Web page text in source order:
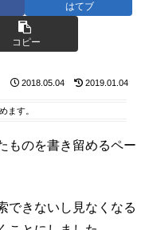
はてブ
コピー
2018.05.04 2019.01.04
ます。
ものを書き留めるペー
できないし見なくなる